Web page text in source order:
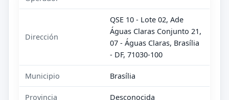
Dirección
QSE 10 - Lote 02, Ade
Águas Claras Conjunto 21,
07 - Águas Claras, Brasília
- DF, 71030-100
Municipio Brasília
Provincia Desconocida